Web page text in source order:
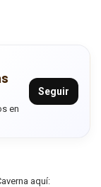
en
Seguir
aquí: